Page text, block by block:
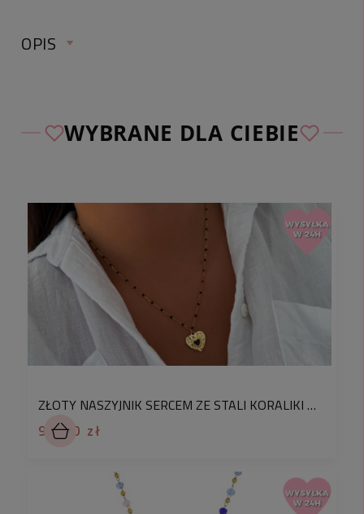
OPIS
obwód:ok. 45 cm (w tym regulacja ok. 5 cm)
kolor: złoty, wiśniowy
materiał:
pozłacana stal chirurgiczna 316L, jadeit
wiśniowy
Oferta dotyczy 1 sztuki produktu, bez opakowania
prezentowego. Jeśli chcesz je dodać, wybierz w
koszyku opcję
„zapakuj jako prezent”
wykonany z pozłacanej stali chirurgicznej 316L,
która charakteryzuje się trwałością i odpornością
na codzienne użytkowanie. Ten delikatny model
doskonale sprawdzi się zarówno w stylizacjach
codziennych, jak i wieczorowych.
WYBRANE DLA CIEBIE
ZŁOTY NASZYJNIK SERCEM ZE STALI KORALIKI CZARNE EMALIA
94,90 zł